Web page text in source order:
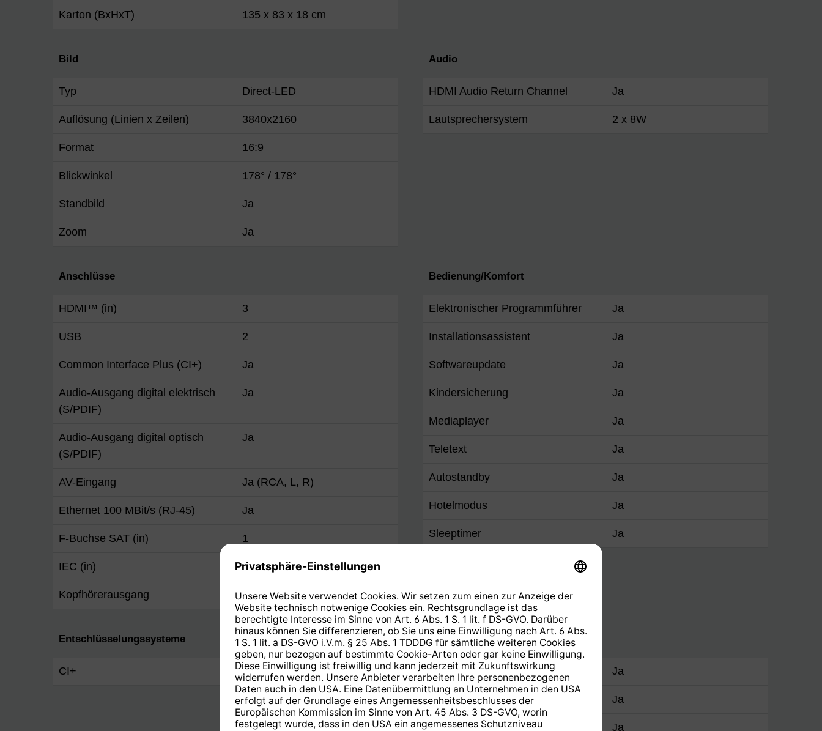
Karton (BxHxT) 135 x 83 x 18 cm
Bild
Typ Direct-LED
Auflösung (Linien x Zeilen) 3840x2160
Format 16:9
Blickwinkel 178° / 178°
Standbild Ja
Zoom Ja
Audio
HDMI Audio Return Channel Ja
Lautsprechersystem 2 x 8W
Anschlüsse
HDMI™ (in) 3
USB 2
Common Interface Plus (CI+) Ja
Audio-Ausgang digital elektrisch
(S/PDIF)
Ja
Audio-Ausgang digital optisch
(S/PDIF)
Ja
AV-Eingang Ja (RCA, L, R)
Ethernet 100 MBit/s (RJ-45) Ja
F-Buchse SAT (in) 1
IEC (in) Ja
Kopfhörerausgang Ja (3,5mm Klinke)
Bedienung/Komfort
Elektronischer Programmführer Ja
Installationsassistent Ja
Softwareupdate Ja
Kindersicherung Ja
Mediaplayer Ja
Teletext Ja
Autostandby Ja
Hotelmodus Ja
Sleeptimer Ja
Entschlüsselungssysteme
CI+ Ja
Internetfunktionen
Smart-TV Ja
HbbTV/Red Button Ja
Mediatheken Ja